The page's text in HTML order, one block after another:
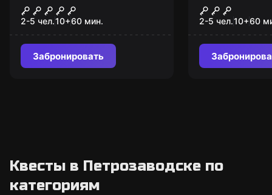
Звездная миссия: в
поисках джедая
2-5 чел.10+60 мин.
Забронировать
Тайна
камня
2-5 чел.10+60
Квесты в Петрозаводске по
категориям